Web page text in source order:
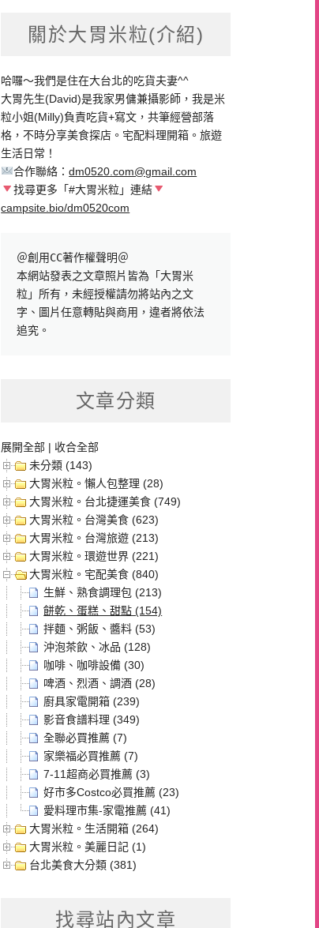
關於大胃米粒(介紹)
哈囉～我們是住在大台北的吃貨夫妻^^
大胃先生(David)是我家男傭兼攝影師，我是米
粒小姐(Milly)負責吃貨+寫文，共筆經營部落
格，不時分享美食探店。宅配料理開箱。旅遊
生活日常！
合作聯絡：dm0520.com@gmail.com
找尋更多「#大胃米粒」連結
campsite.bio/dm0520com
＠創用CC著作權聲明＠
本網站發表之文章照片皆為「大胃米
粒」所有，未經授權請勿將站內之文
字、圖片任意轉貼與商用，違者將依法
追究。
文章分類
展開全部 | 收合全部
未分類 (143)
大胃米粒。懶人包整理 (28)
大胃米粒。台北捷運美食 (749)
大胃米粒。台灣美食 (623)
大胃米粒。台灣旅遊 (213)
大胃米粒。環遊世界 (221)
大胃米粒。宅配美食 (840)
生鮮、熟食調理包 (213)
餅乾、蛋糕、甜點 (154)
拌麵、粥飯、醬料 (53)
沖泡茶飲、冰品 (128)
咖啡、咖啡設備 (30)
啤酒、烈酒、調酒 (28)
廚具家電開箱 (239)
影音食譜料理 (349)
全聯必買推薦 (7)
家樂福必買推薦 (7)
7-11超商必買推薦 (3)
好市多Costco必買推薦 (23)
愛料理市集-家電推薦 (41)
大胃米粒。生活開箱 (264)
大胃米粒。美麗日記 (1)
台北美食大分類 (381)
找尋站內文章